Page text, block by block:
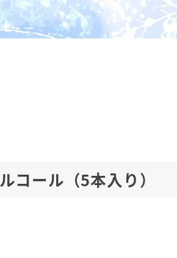
ール（5本入り）